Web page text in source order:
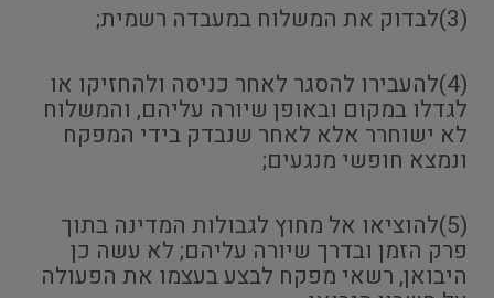
(3)לבדוק את המשלוח במעבדה רשמית;
(4)להעבירו להסגר לאחר כניסה ולהחזיקו או
לגדלו במקום ובאופן שיורה עליהם, והמשלוח
לא ישוחרר אלא לאחר שנבדק בידי המפקח
ונמצא חופשי מנגעים;
(5)להוציאו אל מחוץ לגבולות המדינה בתוך
פרק הזמן ובדרך שיורה עליהם; לא עשה כן
היבואן, רשאי מפקח לבצע בעצמו את הפעולה